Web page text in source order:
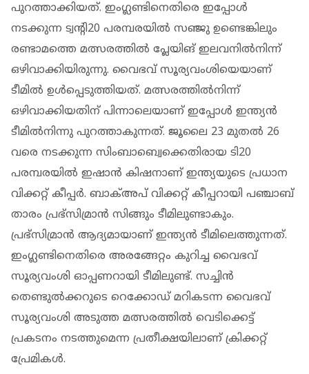
പുറത്താക്കിയത്. ഇംഗ്ലണ്ടിനെതിരെ ഇപ്പോള്‍
നടക്കുന്ന ട്വന്റി20 പരമ്പരയില്‍ സഞ്ജു ഉണ്ടെങ്കിലും
രണ്ടാമത്തെ മത്സരത്തില്‍ പ്ലേയിങ് ഇലവനില്‍നിന്ന്
ഒഴിവാക്കിയിരുന്നു. വൈഭവ് സൂര്യവംശിയെയാണ്
ടീമില്‍ ഉള്‍പ്പെടുത്തിയത്. മത്സരത്തില്‍നിന്ന്
ഒഴിവാക്കിയതിന് പിന്നാലെയാണ് ഇപ്പോള്‍ ഇന്ത്യന്‍
ടീമില്‍നിന്നു പുറത്താകുന്നത്. ജൂലൈ 23 മുതല്‍ 26
വരെ നടക്കുന്ന സിംബാബ്വെക്കെതിരായ ടി20
പരമ്പരയില്‍ ഇഷാന്‍ കിഷനാണ് ഇന്ത്യയുടെ പ്രധാന
വിക്കറ്റ് കീപ്പര്‍. ബാക്അപ് വിക്കറ്റ് കീപ്പറായി പഞ്ചാബ്
താരം പ്രഭ്‌സിമ്രാന്‍ സിങ്ങും ടീമിലുണ്ടാകും.
പ്രഭ്‌സിമ്രാന്‍ ആദ്യമായാണ് ഇന്ത്യന്‍ ടീമിലെത്തുന്നത്.
ഇംഗ്ലണ്ടിനെതിരെ അരങ്ങേറ്റം കുറിച്ച വൈഭവ്
സൂര്യവംശി ഓപ്പണറായി ടീമിലുണ്ട്. സച്ചിന്‍
തെണ്ടുല്‍ക്കറുടെ റെക്കോഡ് മറികടന്ന വൈഭവ്
സൂര്യവംശി അടുത്ത മത്സരത്തില്‍ വെടിക്കെട്ട്
പ്രകടനം നടത്തുമെന്ന പ്രതീക്ഷയിലാണ് ക്രിക്കറ്റ്
പ്രേമികള്‍.